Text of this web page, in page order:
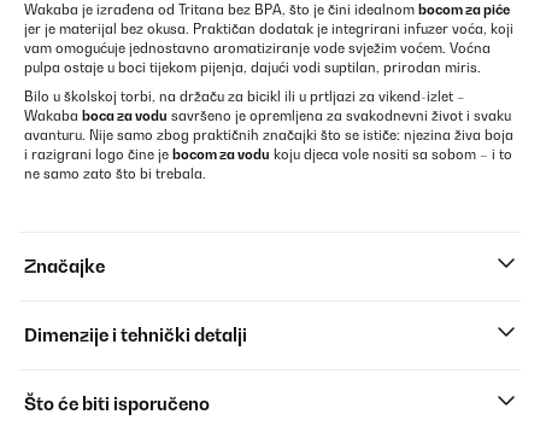
Wakaba je izrađena od Tritana bez BPA, što je čini idealnom bocom za piće
jer je materijal bez okusa. Praktičan dodatak je integrirani infuzer voća, koji
vam omogućuje jednostavno aromatiziranje vode svježim voćem. Voćna
pulpa ostaje u boci tijekom pijenja, dajući vodi suptilan, prirodan miris.
Bilo u školskoj torbi, na držaču za bicikl ili u prtljazi za vikend-izlet –
Wakaba boca za vodu savršeno je opremljena za svakodnevni život i svaku
avanturu. Nije samo zbog praktičnih značajki što se ističe: njezina živa boja
i razigrani logo čine je bocom za vodu koju djeca vole nositi sa sobom – i to
ne samo zato što bi trebala.
Značajke
Dimenzije i tehnički detalji
Što će biti isporučeno